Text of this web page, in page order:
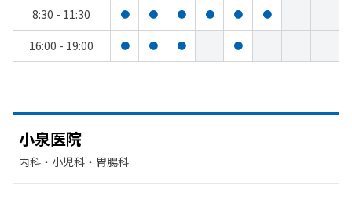
8:30 - 11:30
● ● ● ● ● ●
16:00 - 19:00 ● ● ● ●
小泉医院
内科・​小児科・​胃腸科